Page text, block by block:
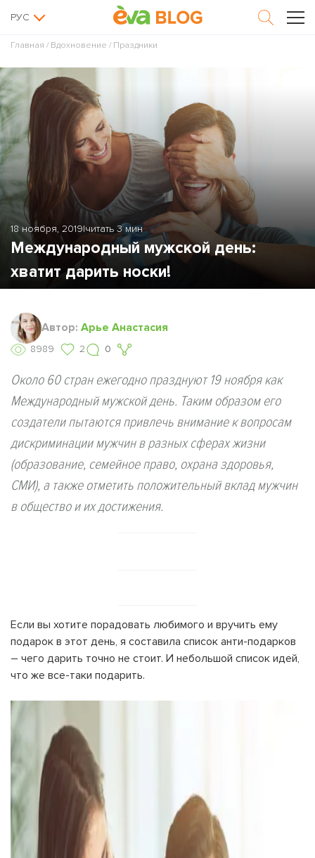
РУС
Главная / Вдохновение / Праздники
18 ноября, 2019|читать 3 мин
Международный мужской день:
хватит дарить носки!
Автор: Арьe Анастасия
8989 2 0
Около 60 стран ежегодно празднуют 19 ноября как
Международный мужской день. Таким образом его
создатели пытаются привлечь внимание к вопросам
дискриминации мужчин в разных сферах жизни
(образование, семейное право, охрана здоровья,
СМИ), а также отметить положительный вклад мужчин
в общество и их достижения.
Если вы хотите порадовать любимого и вручить ему
подарок в этот день, я составила список анти-подарков
– чего дарить точно не стоит. И небольшой список идей,
что же все-таки подарить.